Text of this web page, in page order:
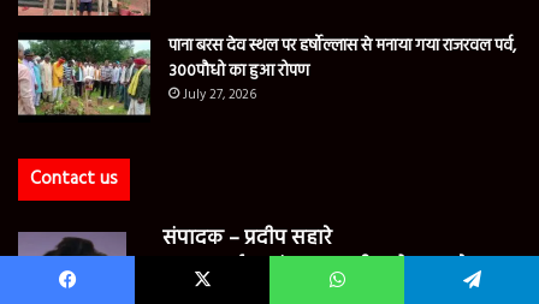
पाना बरस देव स्थल पर हर्षोल्लास से मनाया गया राजरवल पर्व,
300पौधो का हुआ रोपण
July 27, 2026
Contact us
संपादक – प्रदीप सहारे
पता – वार्ड क्रमांक 14 , शहीद चौक कच्चे
दफाई, दल्ली राजहरा जिला बालोद छत्तीसगढ़